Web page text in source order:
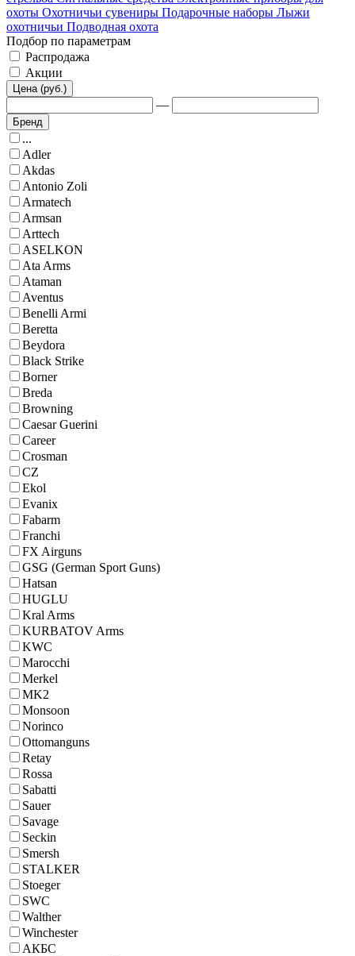
охоты Охотничьи сувениры Подарочные наборы Лыжи
охотничьи Подводная охота
Подбор по параметрам
Распродажа
Акции
Цена (руб.)
—
Бренд
...
Adler
Akdas
Antonio Zoli
Armatech
Armsan
Arttech
ASELKON
Ata Arms
Ataman
Aventus
Benelli Armi
Beretta
Beydora
Black Strike
Borner
Breda
Browning
Caesar Guerini
Career
Crosman
CZ
Ekol
Evanix
Fabarm
Franchi
FX Airguns
GSG (German Sport Guns)
Hatsan
HUGLU
Kral Arms
KURBATOV Arms
KWC
Marocchi
Merkel
MK2
Monsoon
Norinco
Ottomanguns
Retay
Rossa
Sabatti
Sauer
Savage
Seckin
Smersh
STALKER
Stoeger
SWC
Walther
Winchester
АКБС